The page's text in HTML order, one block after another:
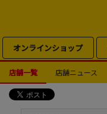
オンラインショップ
店舗一覧 店舗ニュース